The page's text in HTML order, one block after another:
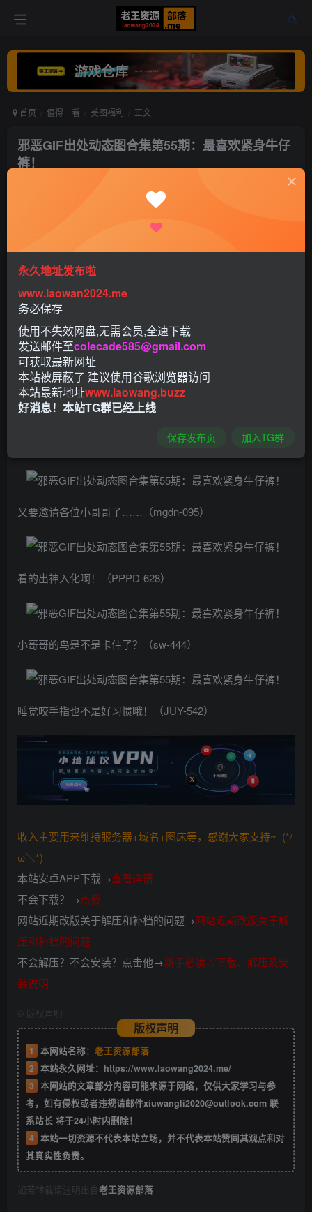
首页 值得一看 美图福利 正文
邪恶GIF出处动态图合集第55期：最喜欢紧身牛仔
裤！
最喜欢这种紧身牛仔裤了！（259LUXU-1007）
旁边还有人呢！（dmow-188）
又要邀请各位小哥哥了……（mgdn-095）
看的出神入化啊！（PPPD-628）
小哥哥的鸟是不是卡住了？（sw-444）
睡觉咬手指也不是好习惯哦！（JUY-542）
收入主要用来维持服务器+域名+图床等，感谢大家支持~ (*/
ω＼*)
本站安卓APP下载→查看详情
不会下载？→点我
网站近期改版关于解压和补档的问题→网站近期改版关于解
压和补档的问题
不会解压？不会安装？点击他→新手必读∴下载、解压及安
装说明
版权声明
版权声明
1 本网站名称： 老王资源部落
2 本站永久网址： https://www.laowang2024.me/
3 本网站的文章部分内容可能来源于网络，仅供大家学习与参
考，如有侵权或者违规请邮件xiuwangli2020@outlook.com 联
系站长 将于24小时内删除！
4 本站一切资源不代表本站立场，并不代表本站赞同其观点和对
其真实性负责。
如若转载请注明出自老王资源部落
永久地址发布啦
www.laowan2024.me
务必保存
使用不失效网盘,无需会员,全速下载
发送邮件至colecade585@gmail.com
可获取最新网址
本站被屏蔽了 建议使用谷歌浏览器访问
本站最新地址www.laowang.buzz
好消息！本站TG群已经上线
保存发布页 加入TG群